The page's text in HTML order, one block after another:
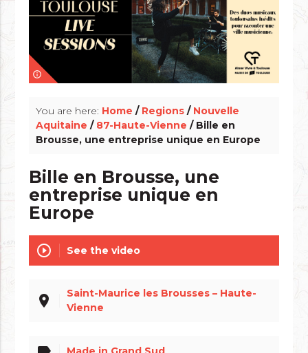
info_outline
You are here: Home / Regions / Nouvelle
Aquitaine / 87-Haute-Vienne / Bille en
Brousse, une entreprise unique en Europe
Bille en Brousse, une
entreprise unique en
Europe
play_circle_outline See the video
place
Saint-Maurice les Brousses – Haute-
Vienne